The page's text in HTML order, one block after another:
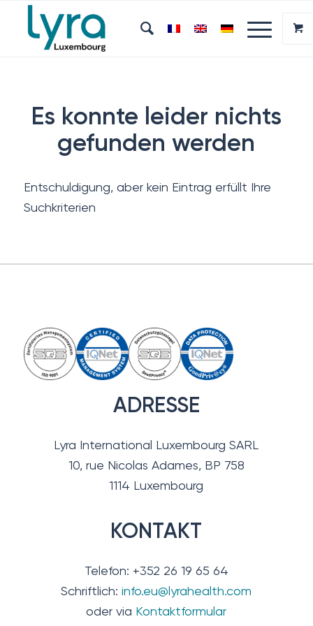
Es konnte leider nichts
gefunden werden
Entschuldigung, aber kein Eintrag erfüllt Ihre
Suchkriterien
ADRESSE
Lyra International Luxembourg SARL
10, rue Nicolas Adames, BP 758
1114 Luxembourg
KONTAKT
Telefon: +352 26 19 65 64
Schriftlich:info.eu@lyrahealth.com
oder via Kontaktformular